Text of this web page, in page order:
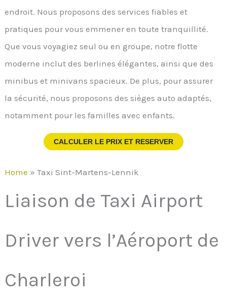
endroit. Nous proposons des services fiables et
pratiques pour vous emmener en toute tranquillité.
Que vous voyagiez seul ou en groupe, notre flotte
moderne inclut des berlines élégantes, ainsi que des
minibus et minivans spacieux. De plus, pour assurer
la sécurité, nous proposons des sièges auto adaptés,
notamment pour les familles avec enfants.
CALCULER LE PRIX ET RESERVER
Home »Taxi Sint-Martens-Lennik
Liaison de Taxi Airport
Driver vers l’Aéroport de
Charleroi